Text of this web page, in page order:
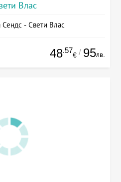
Влас
- Свети Влас
48.57
€ / 95лв.